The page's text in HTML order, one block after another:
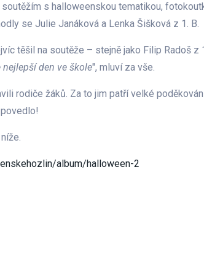
s halloweenskou tematikou,
se Julie Janáková a Lenka Šišková z 1. B.
těšil na soutěže – stejně jako Filip Radoš z
nejlepší den ve škole", mluví za vše.
rodiče žáků. Za to jim patří velké
album/halloween-2